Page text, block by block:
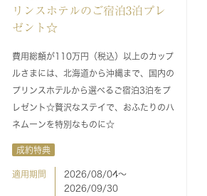
リンスホテルのご宿泊3泊プレ
ゼント☆
費用総額が110万円（税込）以上のカップ
ルさまには、北海道から沖縄まで、国内の
プリンスホテルから選べるご宿泊3泊をプ
レゼント☆贅沢なステイで、おふたりのハ
ネムーンを特別なものに☆
成約特典
適用期間
2026/08/04〜
2026/09/30